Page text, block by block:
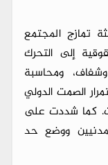
تمازج المجتمع
إلى التحرك
ومحاسبة
الصمت الدولي
كما شددت على
ووضع حد